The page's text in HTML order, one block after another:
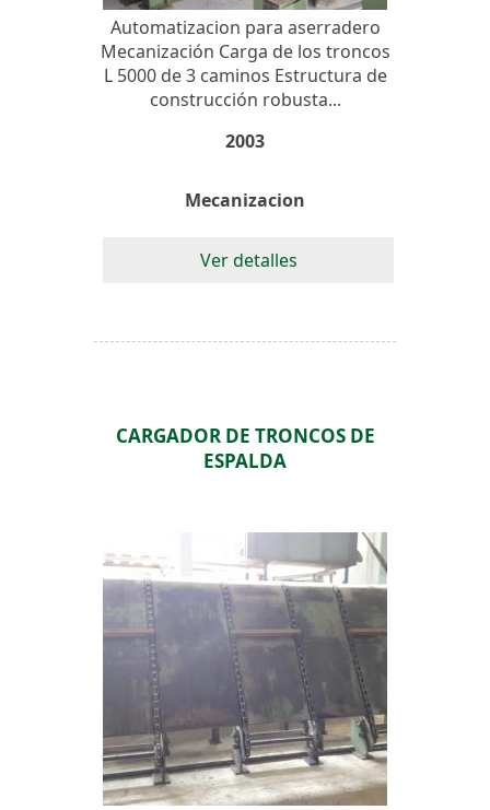
Automatizacion para aserradero
Mecanización Carga de los troncos
L 5000 de 3 caminos Estructura de
construcción robusta...
2003
Mecanizacion
Ver detalles
CARGADOR DE TRONCOS DE
ESPALDA